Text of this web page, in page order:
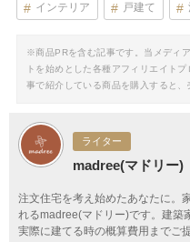
インテリア 戸建て
※商品PRを含む記事です。当メディ
トを始めとした各種アフィリエイト
事で紹介している商品を購入すると、
ライター
madree(マドリー)
注文住宅を考え始めたあなたに。
れるmadree(マドリー)です。建築
実際に建てる時の概算費用までご